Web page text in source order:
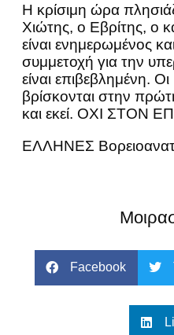
Η κρίσιμη ώρα
Χιώτης, ο Εβρίτης, ο
είναι ενημερωμένος
συμμετοχή για την
είναι επιβεβλημένη.
βρίσκονται στην
και εκεί. ΟΧΙ ΣΤΟΝ
ΕΛΛΗΝΕΣ
Facebook